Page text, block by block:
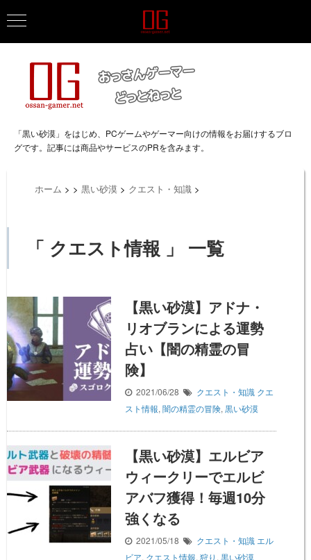
「黒い砂漠」をはじめ、PCゲームやゲーマー向けの情報をお届けするブロ
グです。記事には商品やサービスのPRを含みます。
ホーム > > 黒い砂漠 > クエスト・知識 >
「 クエスト情報 」 一覧
【黒い砂漠】アドナ・
リオブランによる運勢
占い【闇の精霊の冒
険】
2021/06/28 クエスト・知識 クエ
スト情報, 闇の精霊の冒険, 黒い砂漠
【黒い砂漠】エルビア
ウィークリーでエルビ
アバフ獲得！毎週10分
強くなる
2021/05/18 クエスト・知識 エル
ビア, クエスト情報, 狩り , 黒い砂漠